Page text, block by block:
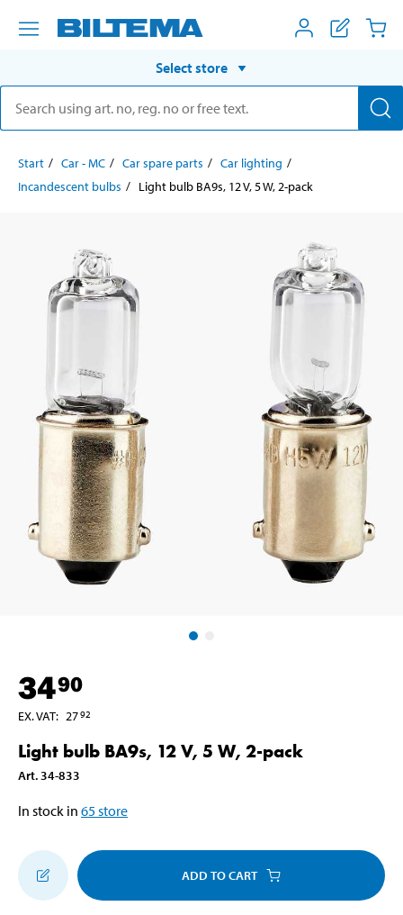
Select store
Start Car - MC Car spare parts
Car lighting
Incandescent bulbs
Light bulb BA9s, 12 V, 5 W, 2-pack
3490
EX. VAT: 2792
Light bulb BA9s, 12 V, 5 W, 2-pack
Art. 34-833
In stock in 65store
ADD TO CART